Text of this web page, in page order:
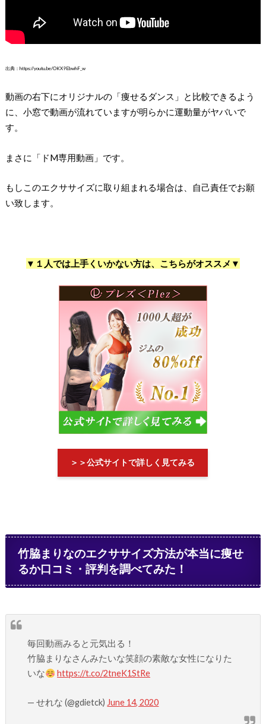
出典：https://youtu.be/OKX9EbwhF_w
動画の右下にオリジナルの「痩せるダンス」と比較できるよう
に、小窓で動画が流れていますが明らかに運動量がヤバいで
す。
まさに「ドM専用動画」です。
もしこのエクササイズに取り組まれる場合は、自己責任でお願
い致します。
▼１人では上手くいかない方は、こちらがオススメ▼
＞＞公式サイトで詳しく見てみる
竹脇まりなのエクササイズ方法が本当に痩せ
るか口コミ・評判を調べてみた！
毎回動画みると元気出る！
竹脇まりなさんみたいな笑顔の素敵な女性になりた
いな
https://t.co/2tneK1StRe
— せれな (@gdietck) June 14, 2020